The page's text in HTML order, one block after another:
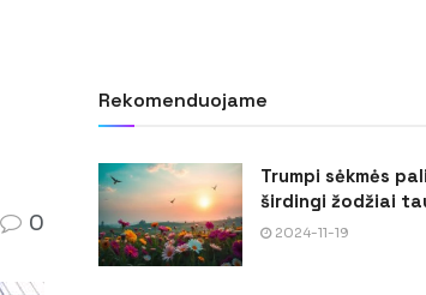
0
Rekomenduojame
Trumpi sėkmės
širdingi žodžiai
2024-11-19